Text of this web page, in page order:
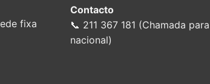
fixa
Contacto
📞 211 367 181 (Chamada
nacional)